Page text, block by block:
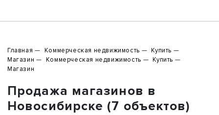
Главная Коммерческая недвижимость
Купить
Магазин
Коммерческая недвижимость
Купить
Магазин
Продажа магазинов в
Новосибирске (7 объектов)